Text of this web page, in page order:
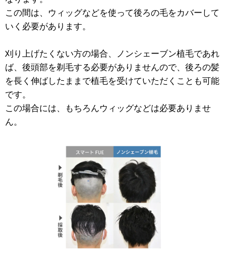
この間は、ウィッグなどを使って後ろの毛をカバーして
いく必要があります。
刈り上げたくない方の場合、ノンシェーブン植毛であれ
ば、後頭部を剃毛する必要がありませんので、後ろの髪
を長く伸ばしたままで植毛を受けていただくことも可能
です。
この場合には、もちろんウィッグなどは必要ありませ
ん。